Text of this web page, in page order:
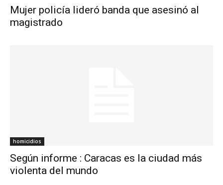
Mujer policía lideró banda que asesinó al
magistrado
homicidios
Según informe : Caracas es la ciudad más
violenta del mundo